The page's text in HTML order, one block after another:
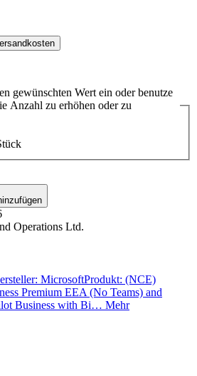
gewünschten Wert ein oder benutze
Anzahl zu erhöhen oder zu
Operations Ltd.
MicrosoftProdukt: (NCE)
Premium EEA (No Teams) and
Business with Bi… Mehr